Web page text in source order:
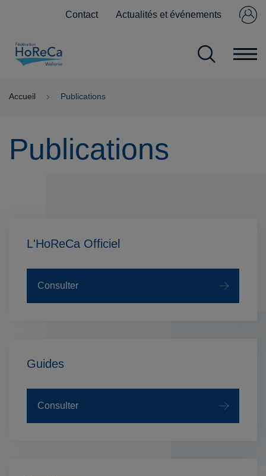
Contact Actualités et événements
membre ?
Accueil Publications
Publications
L'HoReCa Officiel
Consulter
Guides
Consulter